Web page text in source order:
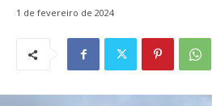
1 de fevereiro de 2024